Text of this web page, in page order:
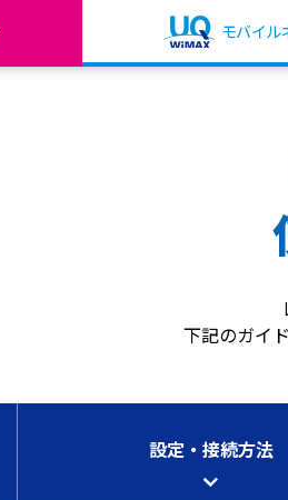
モバイル
下記のガイ
設定・接続方法